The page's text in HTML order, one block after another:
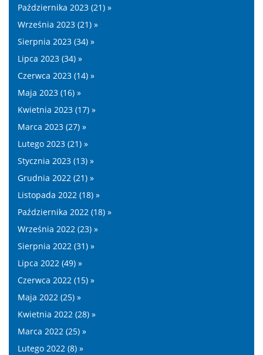
Października 2023 (21) »
Września 2023 (21) »
Sierpnia 2023 (34) »
Lipca 2023 (34) »
Czerwca 2023 (14) »
Maja 2023 (16) »
Kwietnia 2023 (17) »
Marca 2023 (27) »
Lutego 2023 (21) »
Stycznia 2023 (13) »
Grudnia 2022 (21) »
Listopada 2022 (18) »
Października 2022 (18) »
Września 2022 (23) »
Sierpnia 2022 (31) »
Lipca 2022 (49) »
Czerwca 2022 (15) »
Maja 2022 (25) »
Kwietnia 2022 (28) »
Marca 2022 (25) »
Lutego 2022 (8) »